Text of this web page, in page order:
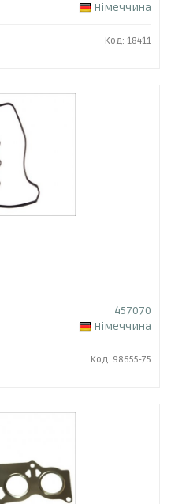
Німеччина
Код: 18411
457070
Німеччина
Код: 98655-75